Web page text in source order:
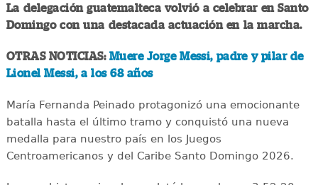
La delegación guatemalteca volvió a celebrar en Santo
Domingo con una destacada actuación en la marcha.
OTRAS NOTICIAS: Muere Jorge Messi, padre y pilar de
Lionel Messi, a los 68 años
María Fernanda Peinado protagonizó una emocionante
batalla hasta el último tramo y conquistó una nueva
medalla para nuestro país en los Juegos
Centroamericanos y del Caribe Santo Domingo 2026.